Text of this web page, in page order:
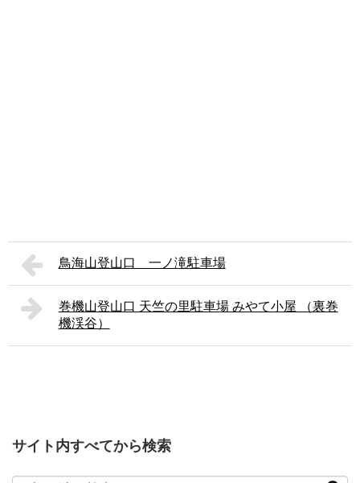
鳥海山登山口 一ノ滝駐車場
巻機山登山口 天竺の里駐車場 みやて小屋 （裏巻
機渓谷）
サイト内すべてから検索